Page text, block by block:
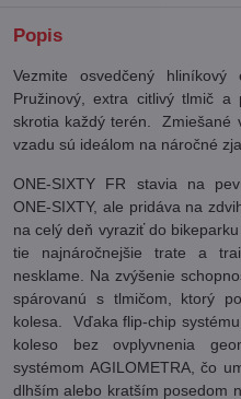
Popis
Vezmite osvedčený
Pružinový, extra citlivý tlmič a
skrotia každý terén. Zmiešané
vzadu sú ideálom na náročné
ONE-SIXTY FR stavia na
ONE-SIXTY, ale pridáva na
na celý deň vyraziť do
tie najnáročnejšie trate a
nesklame. Na zvýšenie
spárovanú s tlmičom, ktorý
kolesa. Vďaka flip-chip
koleso bez ovplyvnenia
systémom AGILOMETRA, čo
dlhším alebo kratším posedom